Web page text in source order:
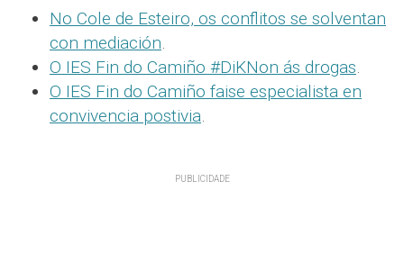
No Cole de Esteiro, os conflitos se solventan
con mediación.
O IES Fin do Camiño #DiKNon ás drogas.
O IES Fin do Camiño faise especialista en
convivencia postivia.